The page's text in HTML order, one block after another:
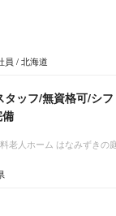
員 / 北海道
タッフ/無資格可/シ
老人ホーム はなみずきの